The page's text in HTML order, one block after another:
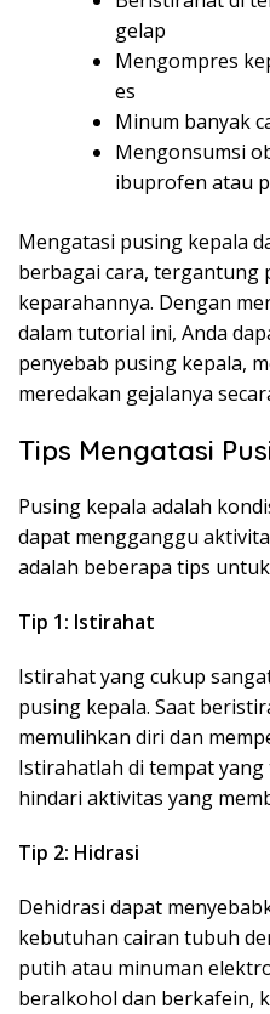
gelap
Mengompres
es
Minum banyak
Mengonsumsi
ibuprofen atau
Mengatasi pusing kepala
berbagai cara, tergantung
keparahannya. Dengan
dalam tutorial ini, Anda
penyebab pusing kepala,
meredakan gejalanya
Tips Mengatasi
Pusing kepala adalah
dapat mengganggu
adalah beberapa tips
Tip 1: Istirahat
Istirahat yang cukup
pusing kepala. Saat
memulihkan diri dan
Istirahatlah di tempat
hindari aktivitas yang
Tip 2: Hidrasi
Dehidrasi dapat
kebutuhan cairan tubuh
putih atau minuman
beralkohol dan berkafein,